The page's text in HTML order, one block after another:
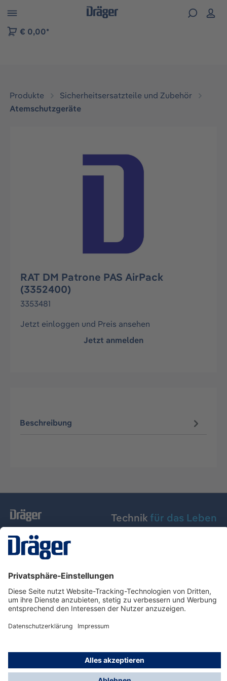
der B2B-Plattform springen
€ 0,00*
Produkte
Sicherheitsersatzteile und Zubehör
Atemschutzgeräte
Bildergalerie überspringen
RAT DM Patrone PAS AirPack
(3352400)
3353481
Jetzt einloggen und Preis ansehen
Jetzt anmelden
Beschreibung
Technik für das Leben
Dräger Austria GmbH
Über Dräger
Informationen
© Dräger Austria GmbH, 2024
* Alle Preise exkl. gesetzl. Mehrwertsteuer zzgl.